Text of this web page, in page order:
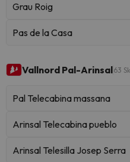
Grau Roig
Pas de la Casa
Vallnord Pal-Arinsal63
Pal Telecabina massana
Arinsal Telecabina pueblo
Arinsal Telesilla Josep Serra